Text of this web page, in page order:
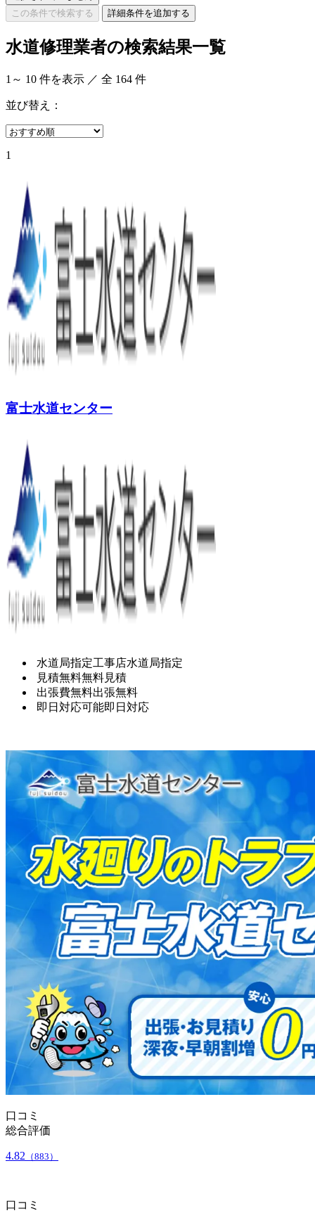
この条件で検索する
詳細条件を追加する
水道修理業者の検索結果一覧
1 ～ 10 件を表示 ／ 全 164 件
並び替え：
1
富士水道センター
水道局指定工事店水道局指定
見積無料無料見積
出張費無料出張無料
即日対応可能即日対応
口コミ
総合評価
4.82 （883）
口コミ